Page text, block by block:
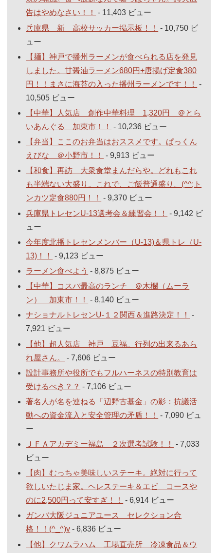
告はやめなさい！！
- 11,403 ビュー
兵庫県 新 高校サッカー掲示板！！
- 10,750 ビ
ュー
【麺】神戸で播州ラーメンが食べられる店を発見
しました。甘醤油ラーメン680円+唐揚げ定食380
円！！まさに海苔の入った播州ラーメンです！！
-
10,505 ビュー
【中華】人気店 創作中華料理 1,320円 ＠とら
いあんぐる 加東市！！
- 10,236 ビュー
【弁当】ここのお弁当はおススメです。ぱっくん
えびな ＠小野市！！
- 9,913 ビュー
【和食】再訪 大衆食堂まんだらや。どれもこれ
も半端ない大盛り。これで、ご飯普通盛り。(^^;ト
ンカツ定食880円！！
- 9,370 ビュー
兵庫県トレセンU-13選考会＆練習会！！
- 9,142 ビ
ュー
今年度北播トレセンメンバー（U-13)＆県トレ（U-
13)！！
- 9,123 ビュー
ラーメン食べよう - 8,875 ビュー
【中華】コスパ最高のランチ ＠木欄（ムーラ
ン） 加東市！！
- 8,140 ビュー
ナショナルトレセンU-１２関西＆進路決定！！
-
7,921 ビュー
【他】超人気店 神戸 豆福。行列の出来るあら
れ屋さん。
- 7,606 ビュー
設計事務所や役所でもフルハーネスの特別教育は
受けるべき？？ - 7,106 ビュー
著名人が名を連ねる「辺野古基金」の影：抗議活
動への資金流入と安全管理の矛盾！！
- 7,090 ビュ
ー
ＪＦＡアカデミー福島 ２次選考試験！！
- 7,033
ビュー
【肉】むっちゃ美味しいステーキ。絶対に行って
欲しいたじま家。ヘレステーキ＆エビ コースや
のに2,500円って安すぎ！！
- 6,914 ビュー
ガンバ大阪ジュニアユース セレクション合
格！！(^_^)v - 6,836 ビュー
【他】クワムラハム 工場直売所 冷凍食品＆ウ